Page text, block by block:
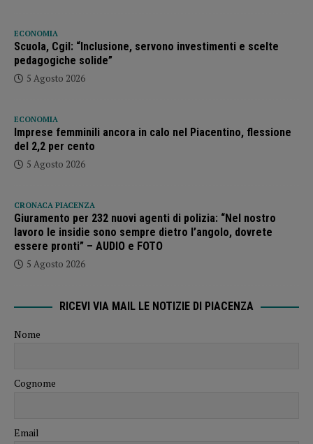
ECONOMIA
Scuola, Cgil: “Inclusione, servono investimenti e scelte
pedagogiche solide”
5 Agosto 2026
ECONOMIA
Imprese femminili ancora in calo nel Piacentino, flessione
del 2,2 per cento
5 Agosto 2026
CRONACA PIACENZA
Giuramento per 232 nuovi agenti di polizia: “Nel nostro
lavoro le insidie sono sempre dietro l’angolo, dovrete
essere pronti” – AUDIO e FOTO
5 Agosto 2026
RICEVI VIA MAIL LE NOTIZIE DI PIACENZA
Nome
Cognome
Email